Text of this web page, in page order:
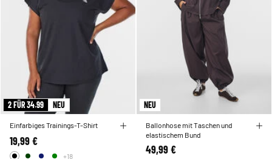
2 FÜR 34.99 NEU
Einfarbiges Trainings-T-Shirt
19,99 €
+18
NEU
Ballonhose mit Taschen und
elastischem Bund
49,99 €